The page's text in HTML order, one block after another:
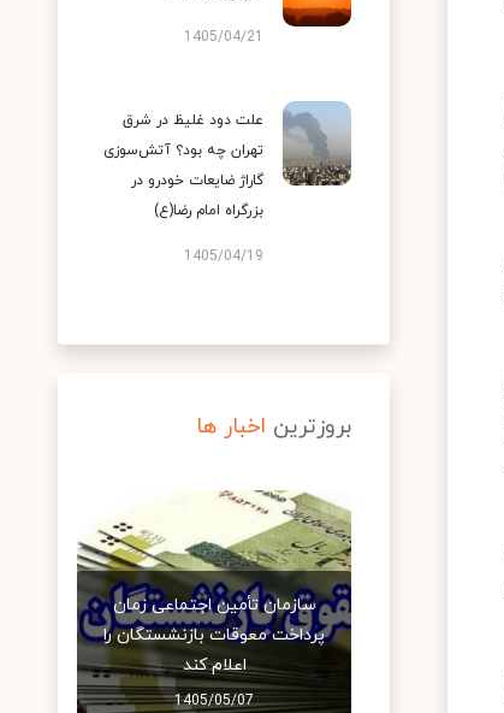
1405/04/21
علت دود غلیظ در شرق
تهران چه بود؟ آتش‌سوزی
گاراژ ضایعات خودرو در
بزرگراه امام رضا(ع)
1405/04/19
بروزترین اخبار ها
سازمان تأمین اجتماعی زمان
پرداخت معوقات بازنشستگان را
اعلام کند
1405/05/07